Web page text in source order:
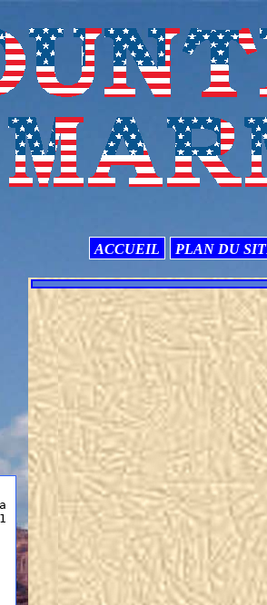
ACCUEIL PLAN DU